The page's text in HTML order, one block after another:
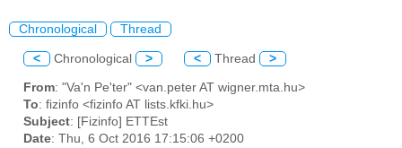
Chronological Thread
< Chronological > < Thread >
From: "Va'n Pe'ter" <van.peter AT wigner.mta.hu>
To: fizinfo <fizinfo AT lists.kfki.hu>
Subject: [Fizinfo] ETTEst
Date: Thu, 6 Oct 2016 17:15:06 +0200